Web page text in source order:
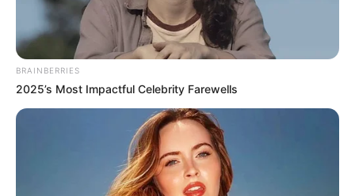
BRAINBERRIES
2025’s Most Impactful Celebrity Farewells